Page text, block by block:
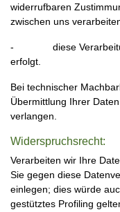
widerrufbaren
zwischen uns
- diese Verarbeitung
erfolgt.
Bei technischer
Übermittlung Ihrer
verlangen.
Widerspruchsrecht:
Verarbeiten wir Ihre
Sie gegen diese
einlegen; dies würde
gestütztes Profiling